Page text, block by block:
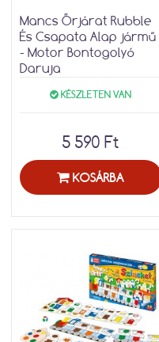
Mancs Őrjárat Rubble
És Csapata Alap jármű
- Motor Bontogolyó
Daruja
KÉSZLETEN VAN
5 590 Ft
KOSÁRBA